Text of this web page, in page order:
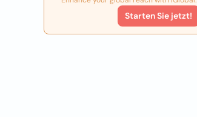
Starten Sie jetzt!